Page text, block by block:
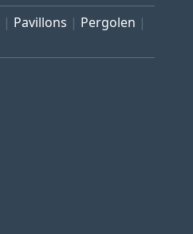
Pavillons
Pergolen